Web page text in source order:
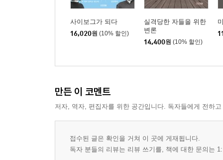
사이보그가 되다
16,020원 (10% 할인)
실격당한 자들을 위한
변론
14,400원 (10% 할인)
만든 이 코멘트
저자, 역자, 편집자를 위한 공간입니다. 독자들에게 전하
접수된 글은 확인을 거쳐 이 곳에 게재됩니다.
독자 분들의 리뷰는 리뷰 쓰기를, 책에 대한 문의는